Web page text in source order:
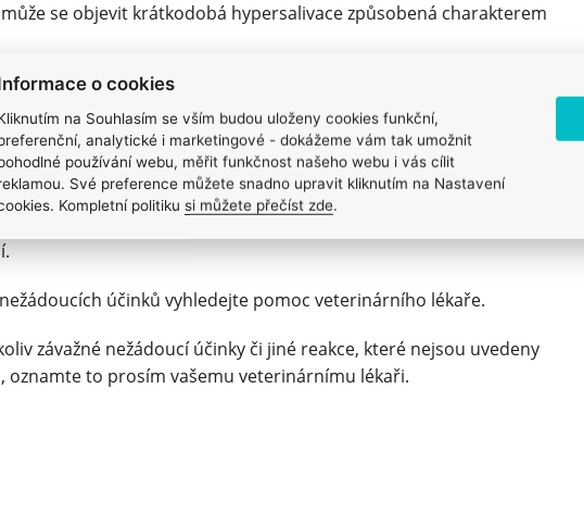
se objevit krátkodobá hypersalivace způsobená charakterem
účinků byly po použití zaznamenány přechodné kožní
a vypadávání srsti, svědění, zarudnutí kůže) a celkové
srsti. Výjimečně byly zaznamenány hypersalivace, reverzibilní
(hyperesthesie, deprese, nervozita), zvracení nebo dýchací problémy.
objevit kosmetické vady (slepená srst, bílé depozity).
účinků vyhledejte pomoc veterinárního lékaře.
závažné nežádoucí účinky či jiné reakce, které nejsou uvedeny
oznamte to prosím vašemu veterinárnímu lékaři.
o cookies
na Souhlasím se vším budou uloženy cookies funkční,
analytické i marketingové - dokážeme vám tak umožnit
používání webu, měřit funkčnost našeho webu i vás cílit
Své preference můžete snadno upravit kliknutím na Nastavení
Kompletní politiku si můžete přečíst zde.